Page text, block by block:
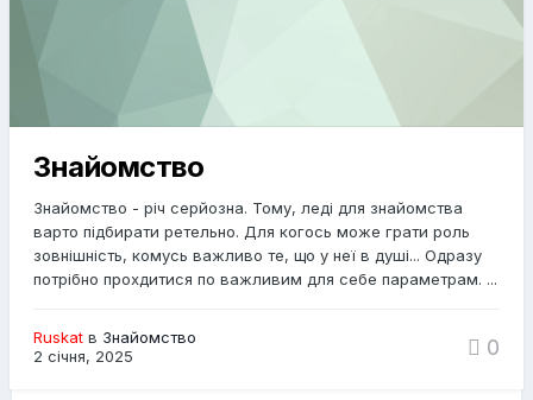
Знайомство
Знайомство - річ серйозна. Тому, леді для знайомства
варто підбирати ретельно. Для когось може грати роль
зовнішність, комусь важливо те, що у неї в душі... Одразу
потрібно прохдитися по важливим для себе параметрам. ...
Ruskat в Знайомство
2 січня, 2025
0